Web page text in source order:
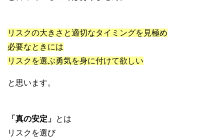
リスクの大きさと適切なタイミングを見極め
必要なときには
リスクを選ぶ勇気を身に付けて欲しい
と思います。
「真の安定」 とは
リスクを選び